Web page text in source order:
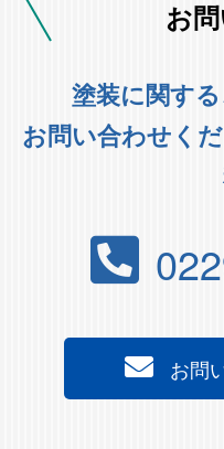
お
塗装に関す
お問い合わせく
お問